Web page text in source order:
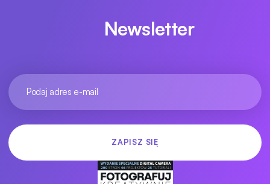
Newsletter